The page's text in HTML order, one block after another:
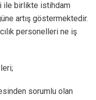
ile birlikte istihdam
artış göstermektedir.
personelleri ne iş
sorumlu olan